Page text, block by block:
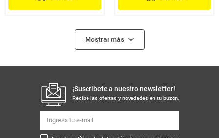
Mostrar más
¡Suscribete a nuestro newsletter!
Recibe las ofertas y novedades en tu buzón.